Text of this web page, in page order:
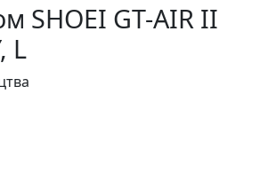
SHOEI GT-AIR II
L